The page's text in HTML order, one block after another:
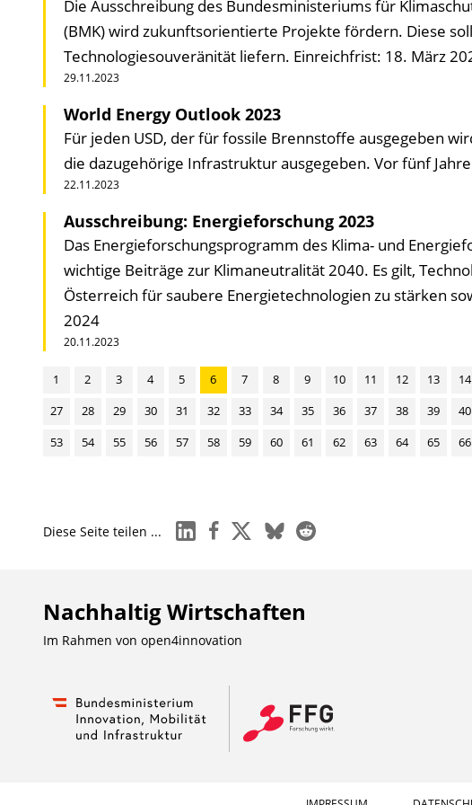
Die Ausschreibung des Bundesministeriums für
(BMK) wird zukunftsorientierte Projekte fördern. Diese
Technologiesouveränität liefern. Einreichfrist: 18. März
29.11.2023
World Energy Outlook 2023
Für jeden USD, der für fossile Brenn­stoffe ausgegeben
die dazu­gehörige Infra­struktur ausgegeben. Vor fünf
22.11.2023
Ausschreibung: Energieforschung 2023
Das Energieforschungsprogramm des Klima- und
wichtige Beiträge zur Klimaneutralität 2040. Es gilt,
Österreich für saubere Energietechnologien zu stärken
2024
20.11.2023
1 2 3 4 5 6 7 8 9 10 11 12 13 14
27
28 29 30 31 32 33 34 35 36 37 38 39 40
53
54 55 56 57 58 59 60 61 62 63 64 65 66
Diese Seite teilen ... linkedinfacebook
x blueskyreddit
Nachhaltig Wirtschaften
Im Rahmen von open4innovation